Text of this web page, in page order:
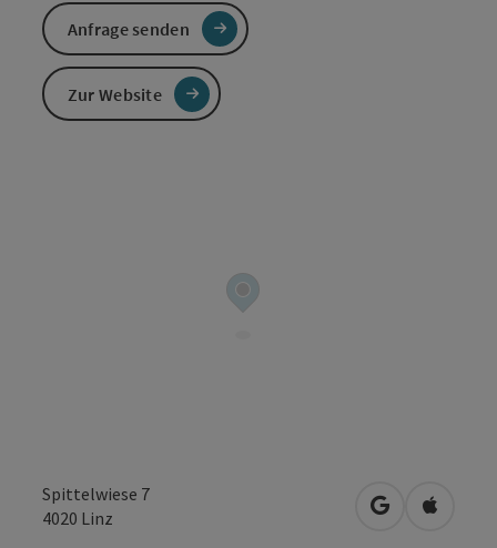
Spittelwiese 7
4020 Linz in Google
in
Anfrage senden
Zur Website